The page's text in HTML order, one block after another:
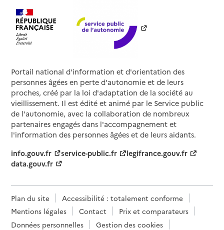
Portail national d'information et d'orientation des
personnes âgées en perte d'autonomie et de leurs
proches, créé par la loi d'adaptation de la société au
vieillissement. Il est édité et animé par le Service public
de l'autonomie, avec la collaboration de nombreux
partenaires engagés dans l'accompagnement et
l'information des personnes âgées et de leurs aidants.
info.gouv.fr
service-public.fr
legifrance.gouv.fr
data.gouv.fr
Plan du site
Accessibilité : totalement conforme
Mentions légales
Contact
Prix et comparateurs
Données personnelles
Gestion des cookies